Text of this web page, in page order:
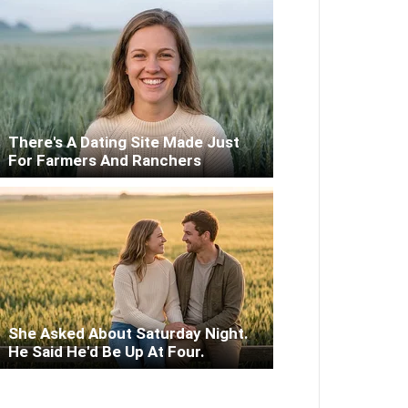
Эхо Кавказа